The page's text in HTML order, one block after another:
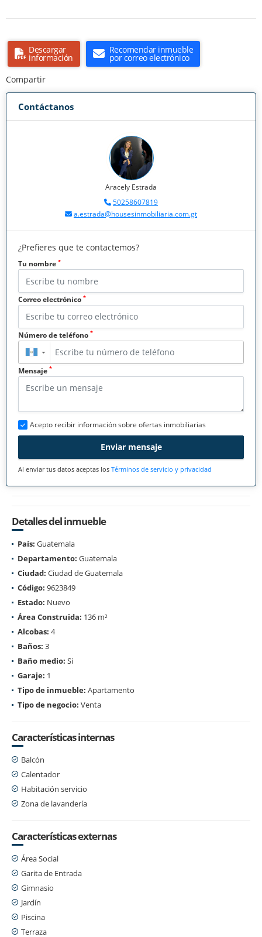
Descargar
información
Recomendar inmueble
por correo electrónico
Compartir
Contáctanos
Aracely Estrada
50258607819
a.estrada@housesinmobiliaria.com.gt
¿Prefieres que te contactemos?
Tu nombre *
Correo electrónico *
Número de teléfono *
▼
Mensaje *
Acepto recibir información sobre ofertas inmobiliarias
Enviar mensaje
Al enviar tus datos aceptas los Términos de servicio y privacidad
Detalles del inmueble
País: Guatemala
Departamento: Guatemala
Ciudad: Ciudad de Guatemala
Código: 9623849
Estado: Nuevo
Área Construida: 136 m²
Alcobas: 4
Baños: 3
Baño medio: Si
Garaje: 1
Tipo de inmueble: Apartamento
Tipo de negocio: Venta
Características internas
Balcón
Calentador
Habitación servicio
Zona de lavandería
Características externas
Área Social
Garita de Entrada
Gimnasio
Jardín
Piscina
Terraza